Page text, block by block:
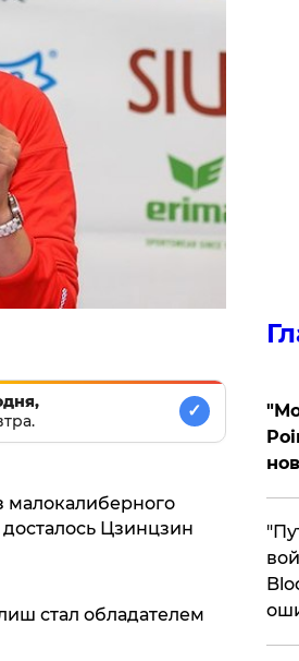
✓
малокалиберного
Цзинцзин
стал обладателем